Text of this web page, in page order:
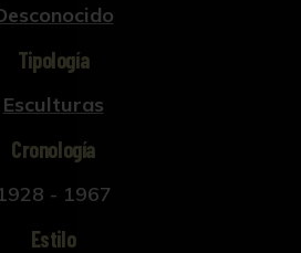
Tipología
Esculturas
Cronología
- 1967
Estilo